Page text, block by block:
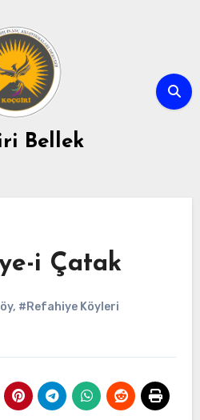
Bellek
i Çatak
, #Refahiye Köyleri